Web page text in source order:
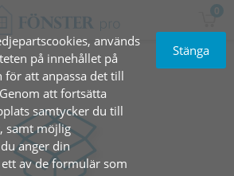
används
på innehållet på
för att anpassa det till
att fortsätta
samtycker du till
samt möjlig
anger din
av de formulär som
Stänga
0